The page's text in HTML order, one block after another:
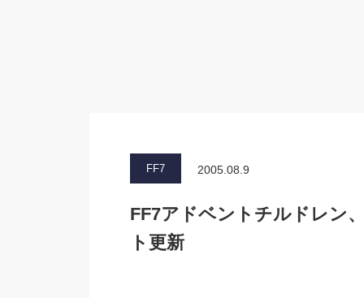
FF7 2005.08.9
FF7アドベントチルドレン
ト更新